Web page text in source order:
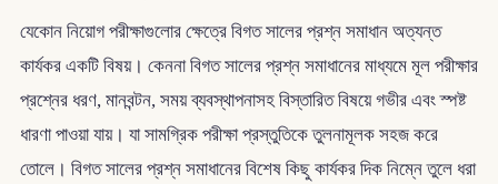
যেকোন নিয়োগ পরীক্ষাগুলোর ক্ষেত্রে বিগত সালের প্রশ্ন সমাধান অত্যন্ত
কার্যকর একটি বিষয়। কেননা বিগত সালের প্রশ্ন সমাধানের মাধ্যমে মূল পরীক্ষার
প্রশ্নের ধরণ, মানবন্টন, সময় ব্যবস্থাপনাসহ বিস্তারিত বিষয়ে গভীর এবং স্পষ্ট
ধারণা পাওয়া যায়। যা সামগ্রিক পরীক্ষা প্রস্তুতিকে তুলনামূলক সহজ করে
তোলে। বিগত সালের প্রশ্ন সমাধানের বিশেষ কিছু কার্যকর দিক নিম্নে তুলে ধরা